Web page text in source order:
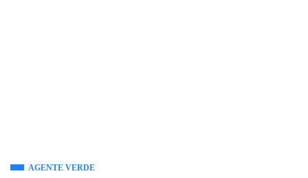
AGENTE VERDE